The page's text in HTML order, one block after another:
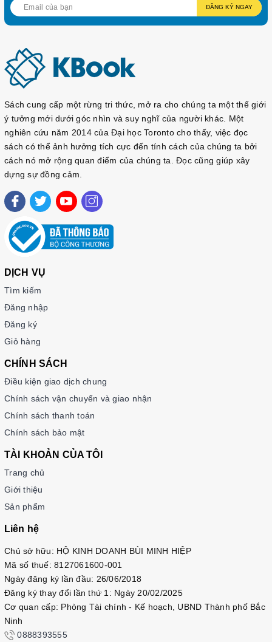
ĐĂNG KÝ NGAY
Sách cung cấp một rừng tri thức, mở ra cho chúng ta một thế giới
ý tưởng mới dưới góc nhìn và suy nghĩ của người khác. Một
nghiên cứu năm 2014 của Đại học Toronto cho thấy, việc đọc
sách có thể ảnh hưởng tích cực đến tính cách của chúng ta bởi
cách nó mở rộng quan điểm của chúng ta. Đọc cũng giúp xây
dựng sự đồng cảm.
DỊCH VỤ
Tìm kiếm
Đăng nhập
Đăng ký
Giỏ hàng
CHÍNH SÁCH
Điều kiện giao dịch chung
Chính sách vận chuyển và giao nhận
Chính sách thanh toán
Chính sách bảo mật
TÀI KHOẢN CỦA TÔI
Trang chủ
Giới thiệu
Sản phẩm
Liên hệ
Chủ sở hữu: HỘ KINH DOANH BÙI MINH HIỆP
Mã số thuế: 8127061600-001
Ngày đăng ký lần đầu: 26/06/2018
Đăng ký thay đổi lần thứ 1: Ngày 20/02/2025
Cơ quan cấp: Phòng Tài chính - Kế hoạch, UBND Thành phố Bắc
Ninh
0888393555